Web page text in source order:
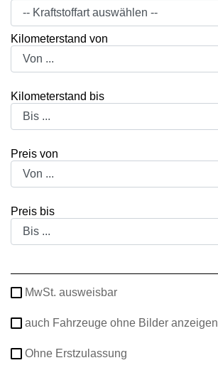
Kilometerstand von
Kilometerstand bis
Preis von
Preis bis
MwSt. ausweisbar
auch Fahrzeuge ohne Bilder anzeigen
Ohne Erstzulassung